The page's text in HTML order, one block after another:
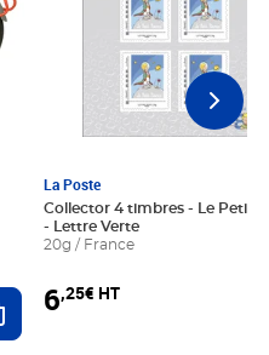
Ajouter au panier
La Poste
Collector 4 timbres - Le Petit
- Lettre Verte
20g / France
6,25€ HT